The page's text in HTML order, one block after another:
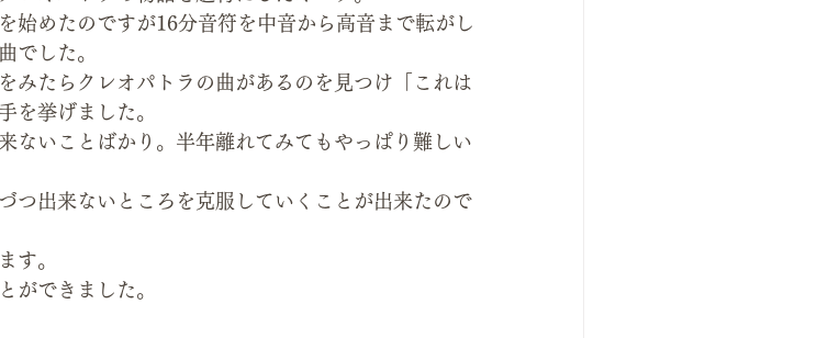
始めたのですが16分音符を中音から高音まで転がし
でした。
みたらクレオパトラの曲があるのを見つけ「これは
を挙げました。
ないことばかり。半年離れてみてもやっぱり難しい
つ出来ないところを克服していくことが出来たので
す。
ができました。